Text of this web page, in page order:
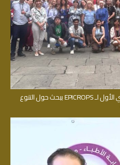
د. إباء فراح تشارك في المؤتمر السنوي الأول لـ EPICROPS ببحث حول التنوع